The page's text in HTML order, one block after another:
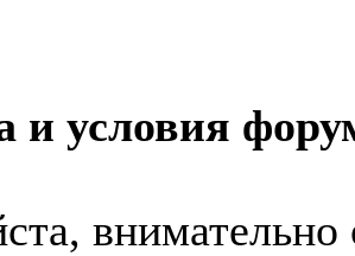
и условия
внимательно